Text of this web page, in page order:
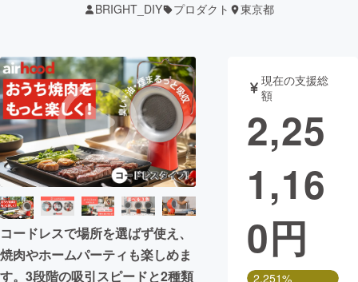
テクノロジー・ガジェット
映像・映画 書籍・雑誌
ビジネス・起業 チャレンジ
まちづくり・地域活性化
CAMPFIRE for Social Good
CAMPFIRE Creation
BRIGHT_DIY プロダクト 東京都
コードレスで場所を選ばず使え、
焼肉やホームパーティも楽しめま
す。3段階の吸引スピードと2種類
現在の支援総
額
2,25
1,16
0円
2,251%